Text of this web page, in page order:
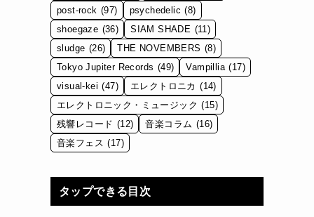
post-rock (97) psychedelic (8)
shoegaze (36) SIAM SHADE (11)
sludge (26) THE NOVEMBERS (8)
Tokyo Jupiter Records (49) Vampillia (17)
visual-kei (47) エレクトロニカ (14)
エレクトロニック・ミュージック (15)
残響レコード (12) 音楽コラム (16)
音楽フェス (17)
タップできる目次